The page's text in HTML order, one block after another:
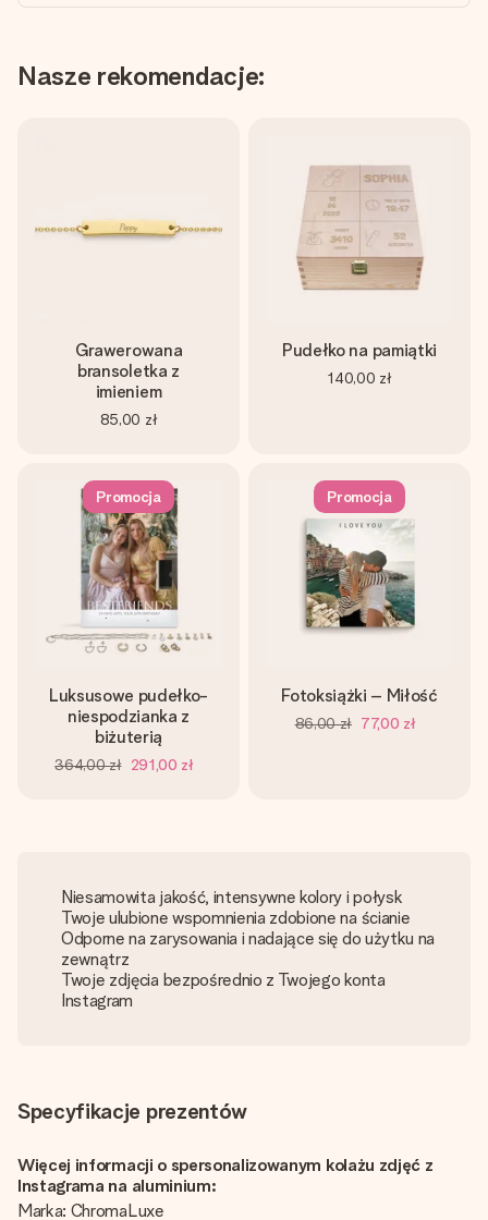
Nasze rekomendacje:
Grawerowana
bransoletka z
imieniem
85,00 zł
Pudełko na pamiątki
140,00 zł
Promocja
Luksusowe pudełko-
niespodzianka z
biżuterią
364,00 zł 291,00 zł
Promocja
Fotoksiążki – Miłość
86,00 zł 77,00 zł
Niesamowita jakość, intensywne kolory i połysk
Twoje ulubione wspomnienia zdobione na ścianie
Odporne na zarysowania i nadające się do użytku na
zewnątrz
Twoje zdjęcia bezpośrednio z Twojego konta
Instagram
Specyfikacje prezentów
Więcej informacji o spersonalizowanym kolażu zdjęć z
Instagrama na aluminium:
Marka: ChromaLuxe